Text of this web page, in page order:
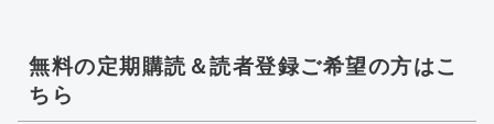
無料の定期購読＆読者登録ご希望の方はこ
ちら